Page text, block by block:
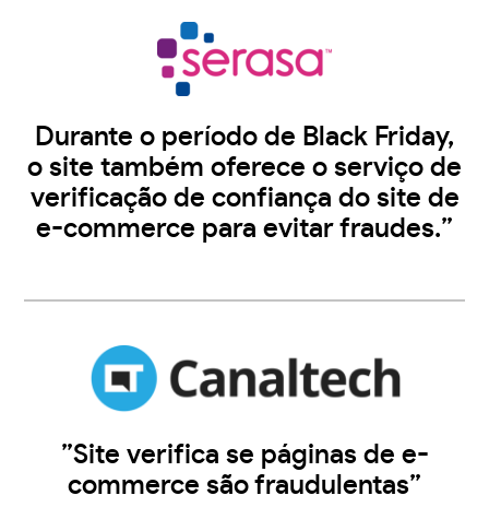
Durante o período de Black Friday,
o site também oferece o serviço de
verificação de confiança do site de
e-commerce para evitar fraudes.”
”Site verifica se páginas de e-
commerce são fraudulentas”